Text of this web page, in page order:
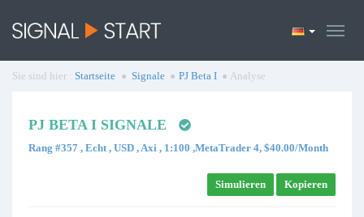
Sie sind hier : Startseite Signale PJ Beta I Analyse
PJ BETA I SIGNALE
Rang #357 , Echt , USD , Axi , 1:100 ,MetaTrader 4, $40.00/Month
Simulieren Kopieren